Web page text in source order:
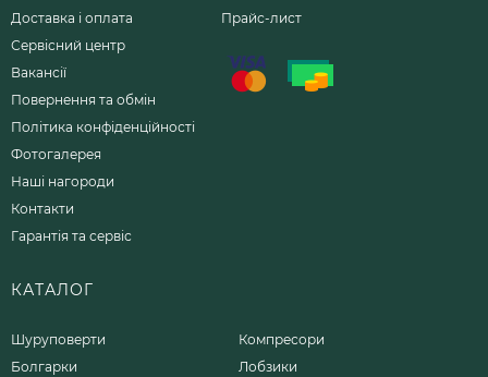
Доставка і оплата
Сервісний центр
Вакансії
Повернення та обмін
Політика конфіденційності
Фотогалерея
Наші нагороди
Контакти
Гарантія та сервіс
Прайс-лист
КАТАЛОГ
Шуруповерти
Болгарки
Компресори
Лобзики